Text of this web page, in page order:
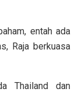
entah ada
Raja berkuasa
Thailand dan